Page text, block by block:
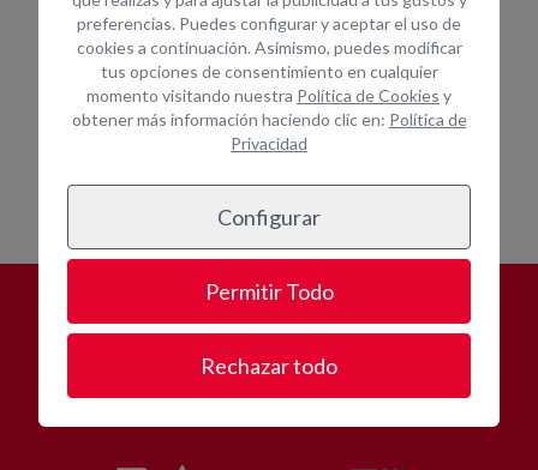
autónomos, reformistas en el
Puerto de Las Palmas de Gran
Canaria
¿POR QUÉALQUILAR CON
OPEIN?
preferencias. Puedes configurar y aceptar el uso de
cookies a continuación. Asimismo, puedes modificar
tus opciones de consentimiento en cualquier
momento visitando nuestra Política de Cookies y
obtener más información haciendo clic en: Política de
Privacidad
Configurar
Permitir Todo
Rechazar todo